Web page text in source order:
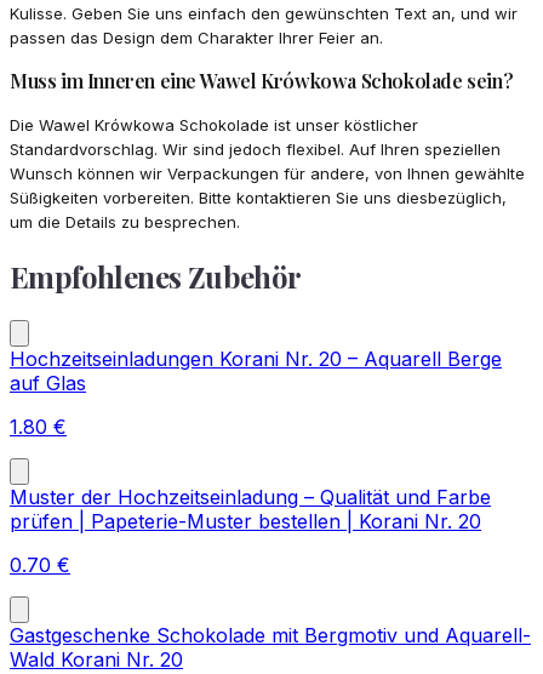
Kulisse. Geben Sie uns einfach den gewünschten Text an, und wir
passen das Design dem Charakter Ihrer Feier an.
Muss im Inneren eine Wawel Krówkowa Schokolade sein?
Die Wawel Krówkowa Schokolade ist unser köstlicher
Standardvorschlag. Wir sind jedoch flexibel. Auf Ihren speziellen
Wunsch können wir Verpackungen für andere, von Ihnen gewählte
Süßigkeiten vorbereiten. Bitte kontaktieren Sie uns diesbezüglich,
um die Details zu besprechen.
Empfohlenes Zubehör
Hochzeitseinladungen Korani Nr. 20 – Aquarell Berge
auf Glas
1.80 €
Muster der Hochzeitseinladung – Qualität und Farbe
prüfen | Papeterie-Muster bestellen | Korani Nr. 20
0.70 €
Gastgeschenke Schokolade mit Bergmotiv und Aquarell-
Wald Korani Nr. 20